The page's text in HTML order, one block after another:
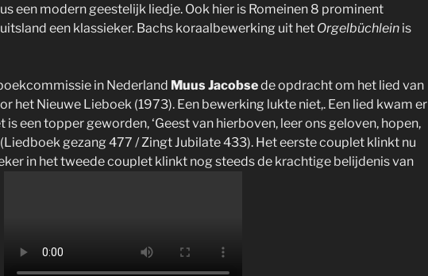
een modern geestelijk liedje. Ook hier is Romeinen 8 prominent
een klassieker. Bachs koraalbewerking uit het Orgelbüchlein is
in Nederland Muus Jacobsede opdracht om het lied van
het Nieuwe Lieboek (1973). Een bewerking lukte niet,. Een lied kwam er
een topper geworden, ‘Geest van hierboven, leer ons geloven, hopen,
gezang 477 / Zingt Jubilate 433). Het eerste couplet klinkt nu
in het tweede couplet klinkt nog steeds de krachtige belijdenis van